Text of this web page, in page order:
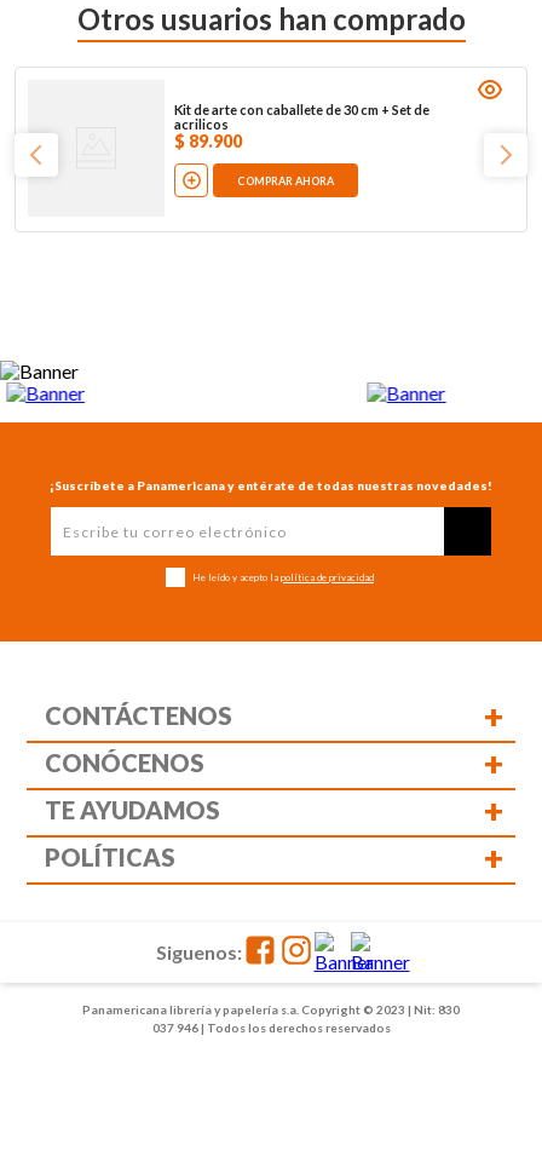
Otros usuarios han comprado
Kit de arte con caballete de 30 cm + Set de
acrilicos
$ 89.900
COMPRAR AHORA
¡Suscríbete a Panamericana y entérate de todas nuestras novedades!
He leído y acepto la política de privacidad
CONTÁCTENOS +
CONÓCENOS +
TE AYUDAMOS +
POLÍTICAS +
Panamericana librería y papelería s.a. Copyright © 2023 | Nit: 830
037 946 | Todos los derechos reservados
Siguenos: